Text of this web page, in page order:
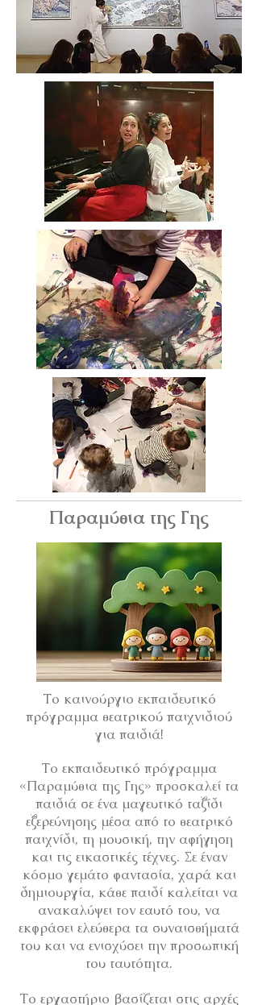
Παραμύθια της Γης
Το καινούργιο εκπαιδευτικό
πρόγραμμα θεατρικού παιχνιδιού
για παιδιά!
Το εκπαιδευτικό πρόγραμμα
«Παραμύθια της Γης» προσκαλεί τα
παιδιά σε ένα μαγευτικό ταξίδι
εξερεύνησης μέσα από το θεατρικό
παιχνίδι, τη μουσική, την αφήγηση
και τις εικαστικές τέχνες. Σε έναν
κόσμο γεμάτο φαντασία, χαρά και
δημιουργία, κάθε παιδί καλείται να
ανακαλύψει τον εαυτό του, να
εκφράσει ελεύθερα τα συναισθήματά
του και να ενισχύσει την προσωπική
του ταυτότητα.
Το εργαστήριο βασίζεται στις αρχές